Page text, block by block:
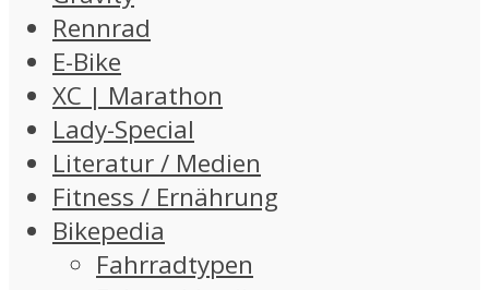
Rennrad
E-Bike
XC | Marathon
Lady-Special
Literatur / Medien
Fitness / Ernährung
Bikepedia
Fahrradtypen